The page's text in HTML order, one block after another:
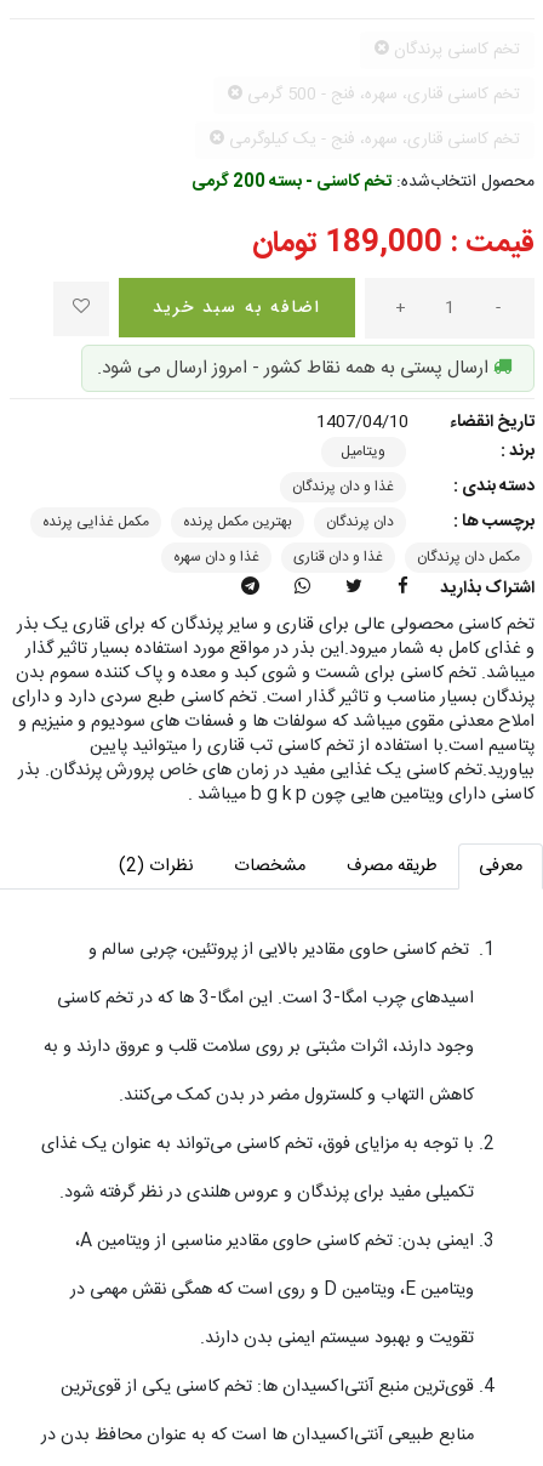
تخم کاسنی پرندگان
تخم کاسنی قناری، سهره، فنج - 500 گرمی
تخم کاسنی قناری، سهره، فنج - یک کیلوگرمی
محصول انتخاب‌شده:تخم کاسنی - بسته 200 گرمی
قیمت : 189,000 تومان
-
+ اضافه به سبد خرید
ارسال پستی به همه نقاط کشور - امروز ارسال می شود.
تاریخ انقضاء
1407/04/10
برند :
ویتامیل
دسته بندی : غذا و دان پرندگان
برچسب ها : دان پرندگان بهترین مکمل پرنده
مکمل غذایی پرنده
مکمل دان پرندگان
غذا و دان قناری غذا و دان سهره
اشتراک بذارید
تخم کاسنی محصولی عالی برای قناری و سایر پرندگان که برای قناری یک بذر
و غذای کامل به شمار میرود.این بذر در مواقع مورد استفاده بسیار تاثیر گذار
میباشد. تخم کاسنی برای شست و شوی کبد و معده و پاک کننده سموم بدن
پرندگان بسیار مناسب و تاثیر گذار است. تخم کاسنی طبع سردی دارد و دارای
املاح معدنی مقوی میباشد که سولفات ها و فسفات های سودیوم و منیزیم و
پتاسیم است.با استفاده از تخم کاسنی تب قناری را میتوانید پایین
بیاورید.تخم کاسنی یک غذایی مفید در زمان های خاص پرورش پرندگان. بذر
کاسنی دارای ویتامین هایی چون b g k p میباشد .
معرفی طریقه مصرف مشخصات نظرات (2)
تخم کاسنی حاوی مقادیر بالایی از پروتئین، چربی سالم و
اسیدهای چرب امگا-3 است. این امگا-3 ها که در تخم کاسنی
وجود دارند، اثرات مثبتی بر روی سلامت قلب و عروق دارند و به
کاهش التهاب و کلسترول مضر در بدن کمک می‌کنند.
با توجه به مزایای فوق، تخم کاسنی می‌تواند به عنوان یک غذای
تکمیلی مفید برای پرندگان و عروس هلندی در نظر گرفته شود.
ایمنی بدن: تخم کاسنی حاوی مقادیر مناسبی از ویتامین A،
ویتامین E، ویتامین D و روی است که همگی نقش مهمی در
تقویت و بهبود سیستم ایمنی بدن دارند.
قوی‌ترین منبع آنتی‌اکسیدان ها: تخم کاسنی یکی از قوی‌ترین
منابع طبیعی آنتی‌اکسیدان ها است که به عنوان محافظ بدن در